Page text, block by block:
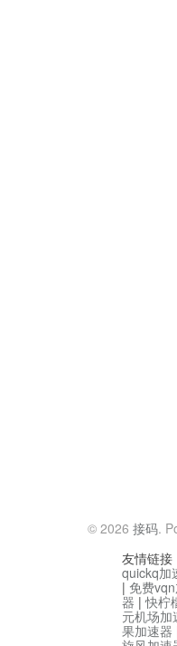
© 2026 接码.
友情链接
quickq加
| 免费
器 |快柠
元机场加
果加速器